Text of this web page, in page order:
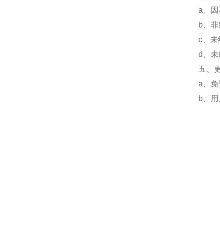
a、
b、
c、未
d、
五、
a、
b、